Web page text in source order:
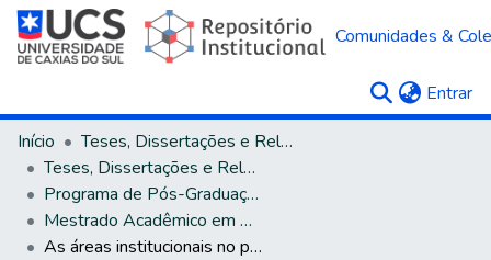
Comunidades &
Entrar
Início
Teses, Dissertações e Relatórios
Teses, Dissertações e Relatórios defendidos na UCS
Programa de Pós-Graduação em Direito
Mestrado Acadêmico em Direito
As áreas institucionais no plano diretor como instrumentos de preservação ambiental